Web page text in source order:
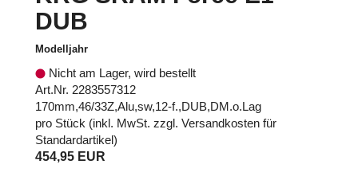
DUB
Modelljahr
Nicht am Lager, wird bestellt
Art.Nr. 2283557312
170mm,46/33Z,Alu,sw,12-f.,DUB,DM.o.Lag
pro Stück (inkl. MwSt. zzgl. Versandkosten für
Standardartikel)
454,95 EUR